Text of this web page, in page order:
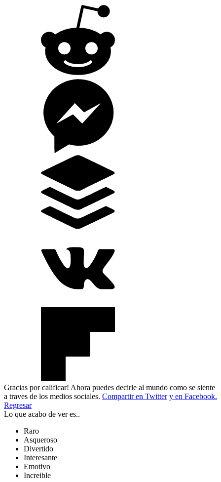
Gracias por calificar! Ahora puedes decirle al mundo como se siente
a traves de los medios sociales. Compartir en Twitter y en Facebook.
Regresar
Lo que acabo de ver es..
Raro
Asqueroso
Divertido
Interesante
Emotivo
Increible